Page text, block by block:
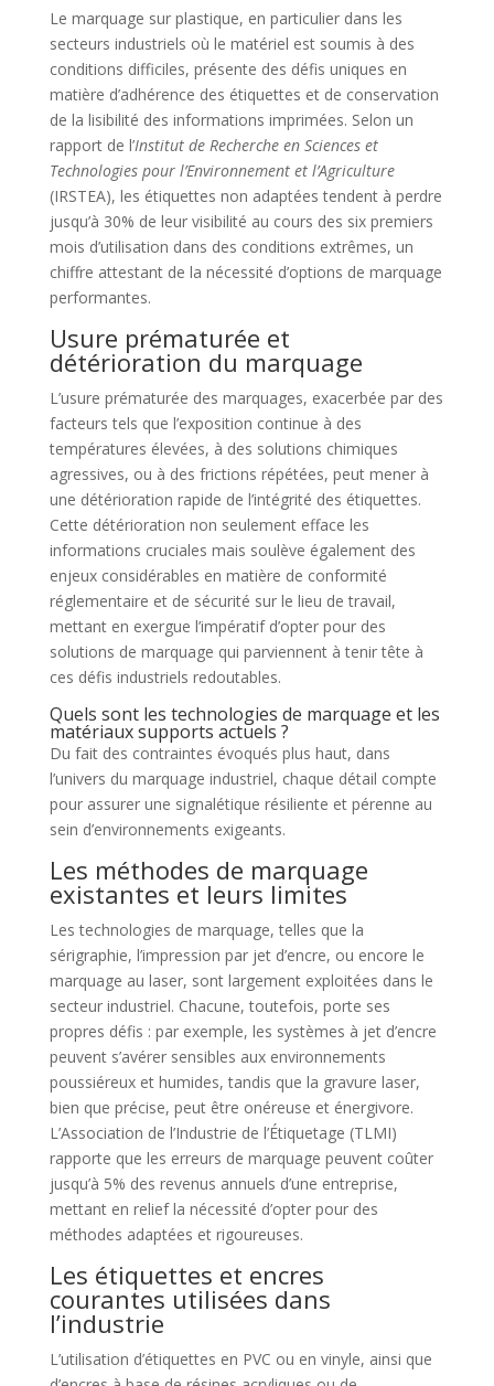
Le marquage sur plastique, en particulier dans les
secteurs industriels où le matériel est soumis à des
conditions difficiles, présente des défis uniques en
matière d’adhérence des étiquettes et de conservation
de la lisibilité des informations imprimées. Selon un
rapport de l’Institut de Recherche en Sciences et
Technologies pour l’Environnement et l’Agriculture
(IRSTEA), les étiquettes non adaptées tendent à perdre
jusqu’à 30% de leur visibilité au cours des six premiers
mois d’utilisation dans des conditions extrêmes, un
chiffre attestant de la nécessité d’options de marquage
performantes.
Usure prématurée et
détérioration du marquage
L’usure prématurée des marquages, exacerbée par des
facteurs tels que l’exposition continue à des
températures élevées, à des solutions chimiques
agressives, ou à des frictions répétées, peut mener à
une détérioration rapide de l’intégrité des étiquettes.
Cette détérioration non seulement efface les
informations cruciales mais soulève également des
enjeux considérables en matière de conformité
réglementaire et de sécurité sur le lieu de travail,
mettant en exergue l’impératif d’opter pour des
solutions de marquage qui parviennent à tenir tête à
ces défis industriels redoutables.
Quels sont les technologies de marquage et les
matériaux supports actuels ?
Du fait des contraintes évoqués plus haut, dans
l’univers du marquage industriel, chaque détail compte
pour assurer une signalétique résiliente et pérenne au
sein d’environnements exigeants.
Les méthodes de marquage
existantes et leurs limites
Les technologies de marquage, telles que la
sérigraphie, l’impression par jet d’encre, ou encore le
marquage au laser, sont largement exploitées dans le
secteur industriel. Chacune, toutefois, porte ses
propres défis : par exemple, les systèmes à jet d’encre
peuvent s’avérer sensibles aux environnements
poussiéreux et humides, tandis que la gravure laser,
bien que précise, peut être onéreuse et énergivore.
L’Association de l’Industrie de l’Étiquetage (TLMI)
rapporte que les erreurs de marquage peuvent coûter
jusqu’à 5% des revenus annuels d’une entreprise,
mettant en relief la nécessité d’opter pour des
méthodes adaptées et rigoureuses.
Les étiquettes et encres
courantes utilisées dans
l’industrie
L’utilisation d’étiquettes en PVC ou en vinyle, ainsi que